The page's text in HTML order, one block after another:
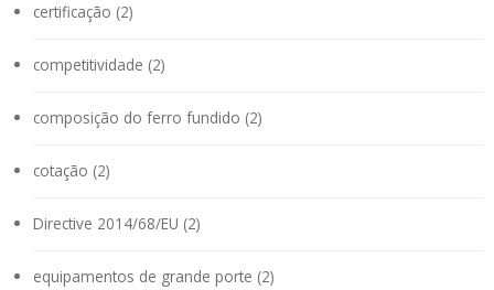
certificação (2)
competitividade (2)
composição do ferro fundido (2)
cotação (2)
Directive 2014/68/EU (2)
equipamentos de grande porte (2)